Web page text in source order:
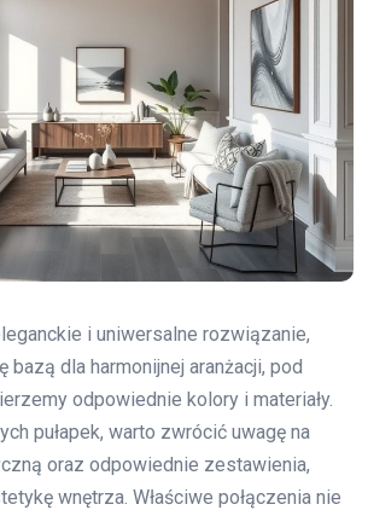
i uniwersalne rozwiązanie,
bazą dla harmonijnej aranżacji, pod
odpowiednie kolory i materiały.
pułapek, warto zwrócić uwagę na
oraz odpowiednie zestawienia,
wnętrza. Właściwe połączenia nie